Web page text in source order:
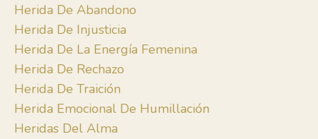
Herida De Abandono
Herida De Injusticia
Herida De La Energía Femenina
Herida De Rechazo
Herida De Traición
Herida Emocional De Humillación
Heridas Del Alma